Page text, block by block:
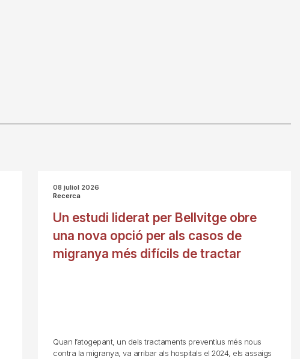
08 juliol 2026
Recerca
Un estudi liderat per Bellvitge obre
una nova opció per als casos de
migranya més difícils de tractar
Quan l’atogepant, un dels tractaments preventius més nous
contra la migranya, va arribar als hospitals el 2024, els assaigs